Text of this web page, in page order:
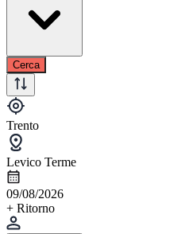
Cerca
Trento
Levico Terme
09/08/2026
+ Ritorno